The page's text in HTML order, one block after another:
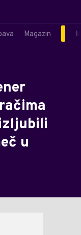
Magazin
u